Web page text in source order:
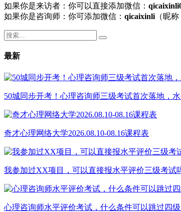
如果你是来访者：你可以直接添加微信：
如果你是咨询师：你可添加微信： qicaixinli （昵
最新
50城同步开考！心理咨询师三级考试首次落地，
奇才心理网络大学2026.08.10-08.16课程表
我参加过XX项目，可以直接报水平评价三级考试
心理咨询师水平评价考试，什么条件可以跳过四